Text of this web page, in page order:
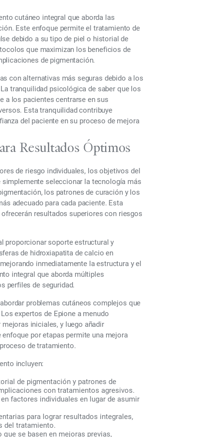
cutáneo integral que aborda las
Este enfoque permite el tratamiento de
debido a su tipo de piel o historial de
que maximizan los beneficios de
de pigmentación.
con alternativas más seguras debido a los
tranquilidad psicológica de saber que los
a los pacientes centrarse en sus
Esta tranquilidad contribuye
del paciente en su proceso de mejora
Resultados Óptimos
de riesgo individuales, los objetivos del
seleccionar la tecnología más
los patrones de curación y los
adecuado para cada paciente. Esta
resultados superiores con riesgos
proporcionar soporte estructural y
de hidroxiapatita de calcio en
inmediatamente la estructura y el
integral que aborda múltiples
perfiles de seguridad.
problemas cutáneos complejos que
expertos de Epione a menudo
iniciales, y luego añadir
por etapas permite una mejora
de tratamiento.
incluyen:
de pigmentación y patrones de
con tratamientos agresivos.
factores individuales en lugar de asumir
para lograr resultados integrales,
del tratamiento.
se basen en mejoras previas,